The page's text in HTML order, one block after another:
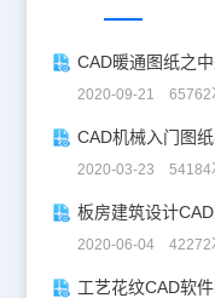
CAD暖通图纸之
2020-09-21 65762
2020-03-23 54184
板房建筑设计
2020-06-04 42272
工艺花纹CAD软件